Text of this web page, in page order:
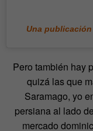
Una
Pero también hay
quizá las que
Saramago, yo
persiana al lado
mercado